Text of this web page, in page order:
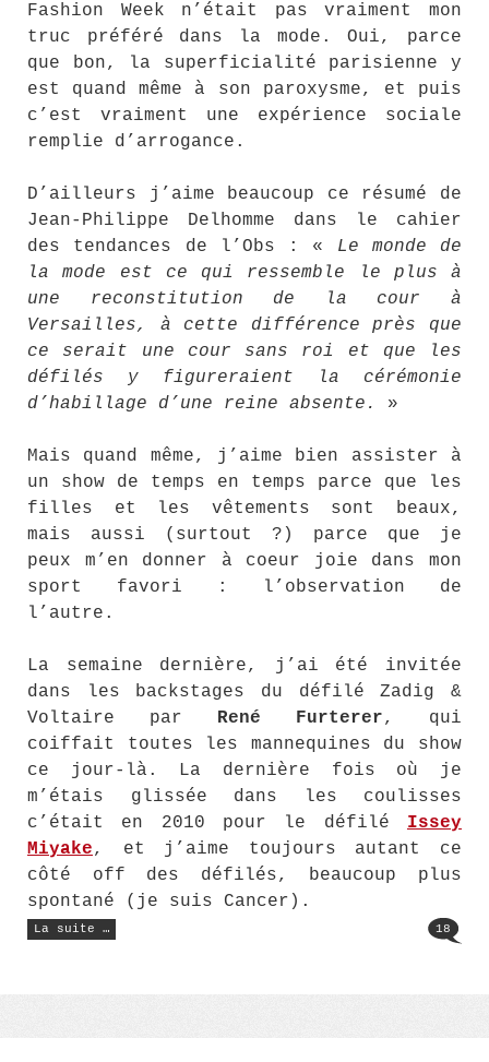
Fashion Week n’était pas vraiment mon
truc préféré dans la mode. Oui, parce
que bon, la superficialité parisienne y
est quand même à son paroxysme, et puis
c’est vraiment une expérience sociale
remplie d’arrogance.
D’ailleurs j’aime beaucoup ce résumé de
Jean-Philippe Delhomme dans le cahier
des tendances de l’Obs : « Le monde de
la mode est ce qui ressemble le plus à
une reconstitution de la cour à
Versailles, à cette différence près que
ce serait une cour sans roi et que les
défilés y figureraient la cérémonie
d’habillage d’une reine absente. »
Mais quand même, j’aime bien assister à
un show de temps en temps parce que les
filles et les vêtements sont beaux,
mais aussi (surtout ?) parce que je
peux m’en donner à coeur joie dans mon
sport favori : l’observation de
l’autre.
La semaine dernière, j’ai été invitée
dans les backstages du défilé Zadig &
Voltaire par René Furterer, qui
coiffait toutes les mannequines du show
ce jour-là. La dernière fois où je
m’étais glissée dans les coulisses
c’était en 2010 pour le défilé Issey
Miyake, et j’aime toujours autant ce
côté off des défilés, beaucoup plus
spontané (je suis Cancer).
La suite …
« L’habillage
d’une
18